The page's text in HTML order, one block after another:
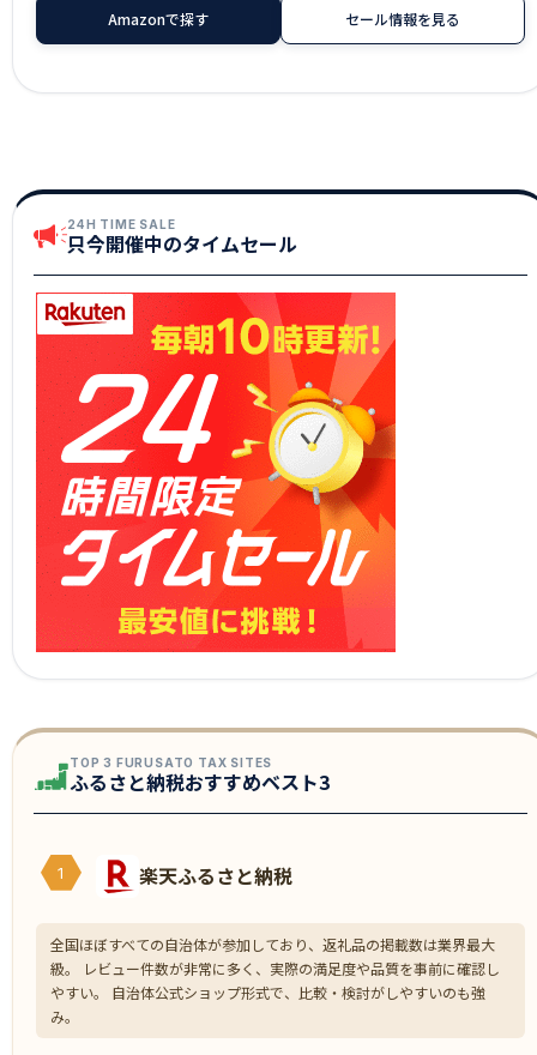
Amazonで探す セール情報を見る
24H TIME SALE
只今開催中のタイムセール
TOP 3 FURUSATO TAX SITES
ふるさと納税おすすめベスト3
1 楽天ふるさと納税
全国ほぼすべての自治体が参加しており、返礼品の掲載数は業界最大
級。 レビュー件数が非常に多く、実際の満足度や品質を事前に確認し
やすい。 自治体公式ショップ形式で、比較・検討がしやすいのも強
み。